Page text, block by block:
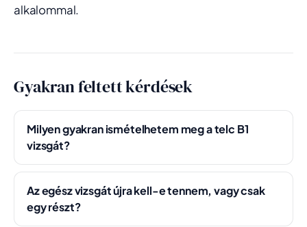
alkalommal.
Gyakran feltett kérdések
Milyen gyakran ismételhetem meg a telc B1
vizsgát?
Az egész vizsgát újra kell-e tennem, vagy csak
egy részt?